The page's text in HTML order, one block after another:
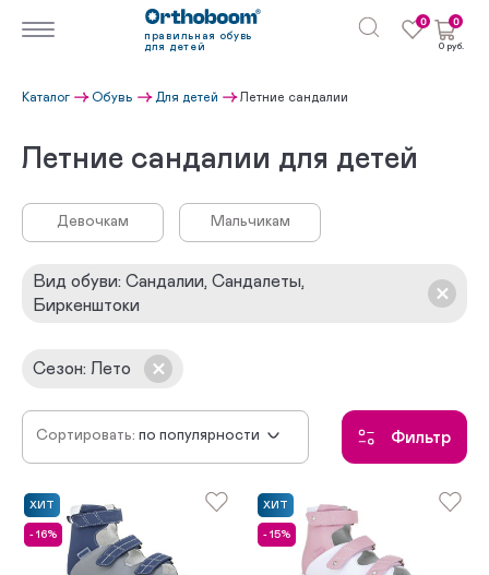
правильная обувь
для детей
0 0
0 руб.
Каталог Обувь Для детей Летние сандалии
Летние сандалии для детей
Девочкам Мальчикам
Вид обуви: Сандалии, Сандалеты,
Биркенштоки
Сезон: Лето
Сортировать:
по убыванию цены
по возрастанию цены
по популярности Фильтр
ХИТ
- 16%
ХИТ
- 15%